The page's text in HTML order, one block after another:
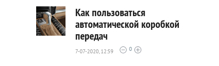
Как пользоваться
автоматической коробкой
передач
7-07-2020, 12:59 0